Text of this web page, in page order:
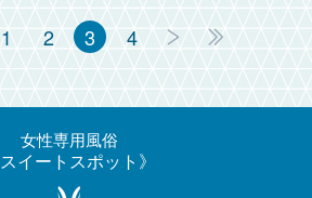
1 2 3 4
女性専用風俗
スイートスポット